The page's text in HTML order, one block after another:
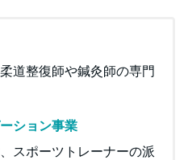
道整復師や鍼灸師の専門
ション事業
スポーツトレーナーの派